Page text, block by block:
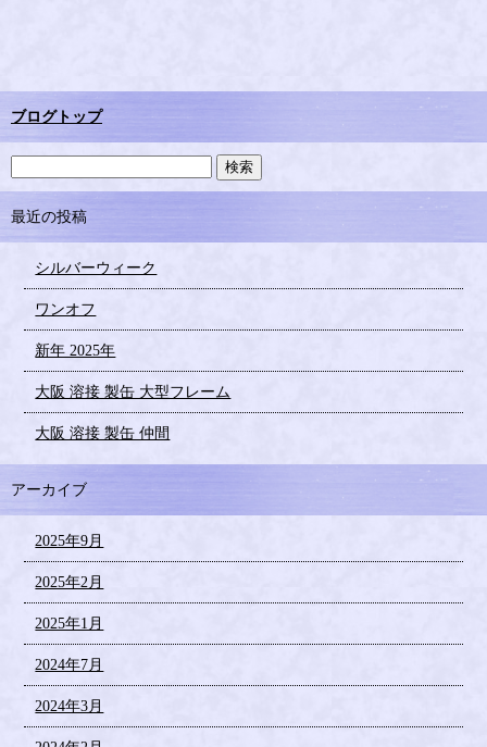
ブログトップ
最近の投稿
シルバーウィーク
ワンオフ
新年 2025年
大阪 溶接 製缶 大型フレーム
大阪 溶接 製缶 仲間
アーカイブ
2025年9月
2025年2月
2025年1月
2024年7月
2024年3月